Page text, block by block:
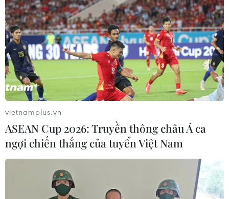
vietnamplus.vn
ASEAN Cup 2026: Truyền thông châu Á ca
ngợi chiến thắng của tuyển Việt Nam